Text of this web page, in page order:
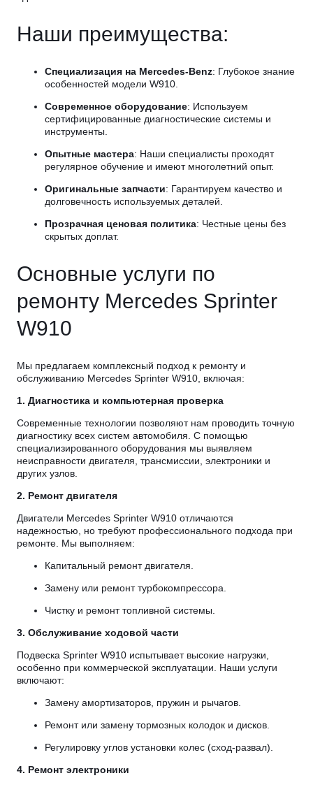
Наши преимущества:
Специализация на Mercedes-Benz: Глубокое знание
особенностей модели W910.
Современное оборудование: Используем
сертифицированные диагностические системы и
инструменты.
Опытные мастера: Наши специалисты проходят
регулярное обучение и имеют многолетний опыт.
Оригинальные запчасти: Гарантируем качество и
долговечность используемых деталей.
Прозрачная ценовая политика: Честные цены без
скрытых доплат.
Основные услуги по
ремонту Mercedes Sprinter
W910
Мы предлагаем комплексный подход к ремонту и
обслуживанию Mercedes Sprinter W910, включая:
1. Диагностика и компьютерная проверка
Современные технологии позволяют нам проводить точную
диагностику всех систем автомобиля. С помощью
специализированного оборудования мы выявляем
неисправности двигателя, трансмиссии, электроники и
других узлов.
2. Ремонт двигателя
Двигатели Mercedes Sprinter W910 отличаются
надежностью, но требуют профессионального подхода при
ремонте. Мы выполняем:
Капитальный ремонт двигателя.
Замену или ремонт турбокомпрессора.
Чистку и ремонт топливной системы.
3. Обслуживание ходовой части
Подвеска Sprinter W910 испытывает высокие нагрузки,
особенно при коммерческой эксплуатации. Наши услуги
включают:
Замену амортизаторов, пружин и рычагов.
Ремонт или замену тормозных колодок и дисков.
Регулировку углов установки колес (сход-развал).
4. Ремонт электроники